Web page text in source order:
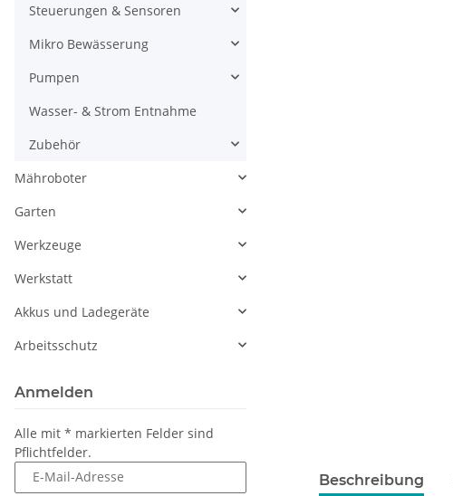
Beschreibung
Steuerungen & Sensoren
Mikro Bewässerung
Pumpen
Wasser- & Strom Entnahme
Zubehör
Mähroboter
Garten
Werkzeuge
Werkstatt
Akkus und Ladegeräte
Arbeitsschutz
Anmelden
Alle mit * markierten Felder sind
Pflichtfelder.
E-Mail-Adresse